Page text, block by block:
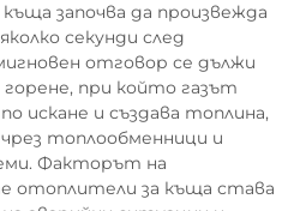
започва да произвежда
секунди след
отговор се дължи
при който газът
искане и създава топлина,
топлообменници и
Факторът на
отоплители за къща става